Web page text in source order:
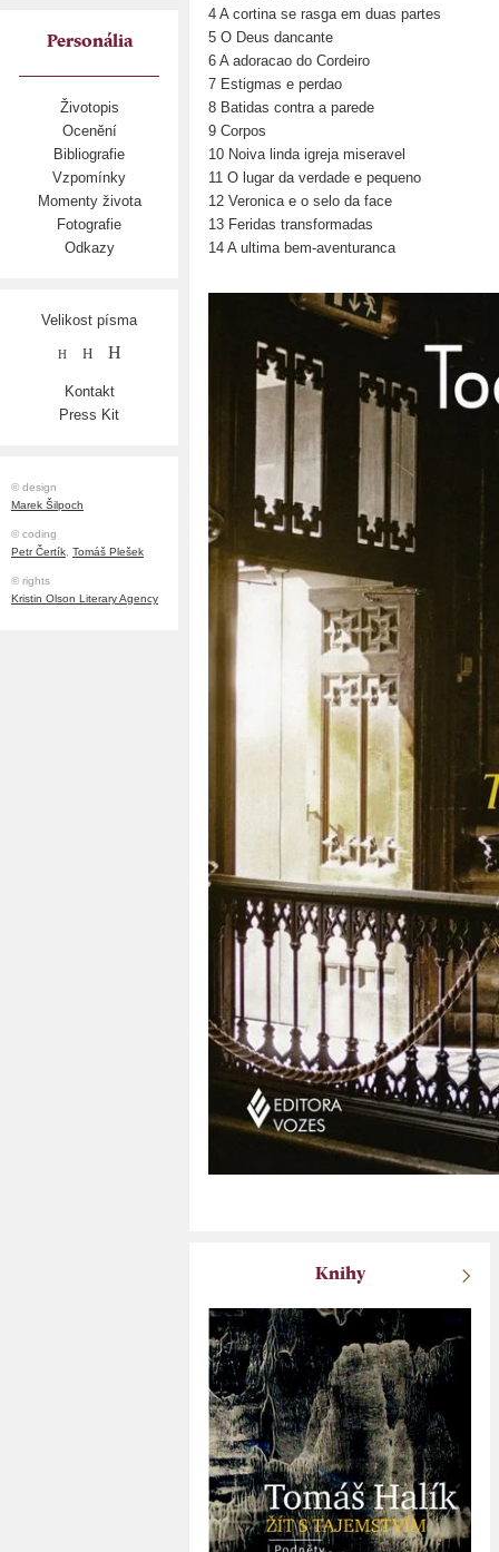
Personália
Životopis
Ocenění
Bibliografie
Vzpomínky
Momenty života
Fotografie
Odkazy
Velikost písma
H H H
Kontakt
Press Kit
© design
Marek Šilpoch
© coding
Petr Čertík, Tomáš Plešek
© rights
Kristin Olson Literary Agency
4 A cortina se rasga em duas partes
5 O Deus dancante
6 A adoracao do Cordeiro
7 Estigmas e perdao
8 Batidas contra a parede
9 Corpos
10 Noiva linda igreja miseravel
11 O lugar da verdade e pequeno
12 Veronica e o selo da face
13 Feridas transformadas
14 A ultima bem-aventuranca
Knihy